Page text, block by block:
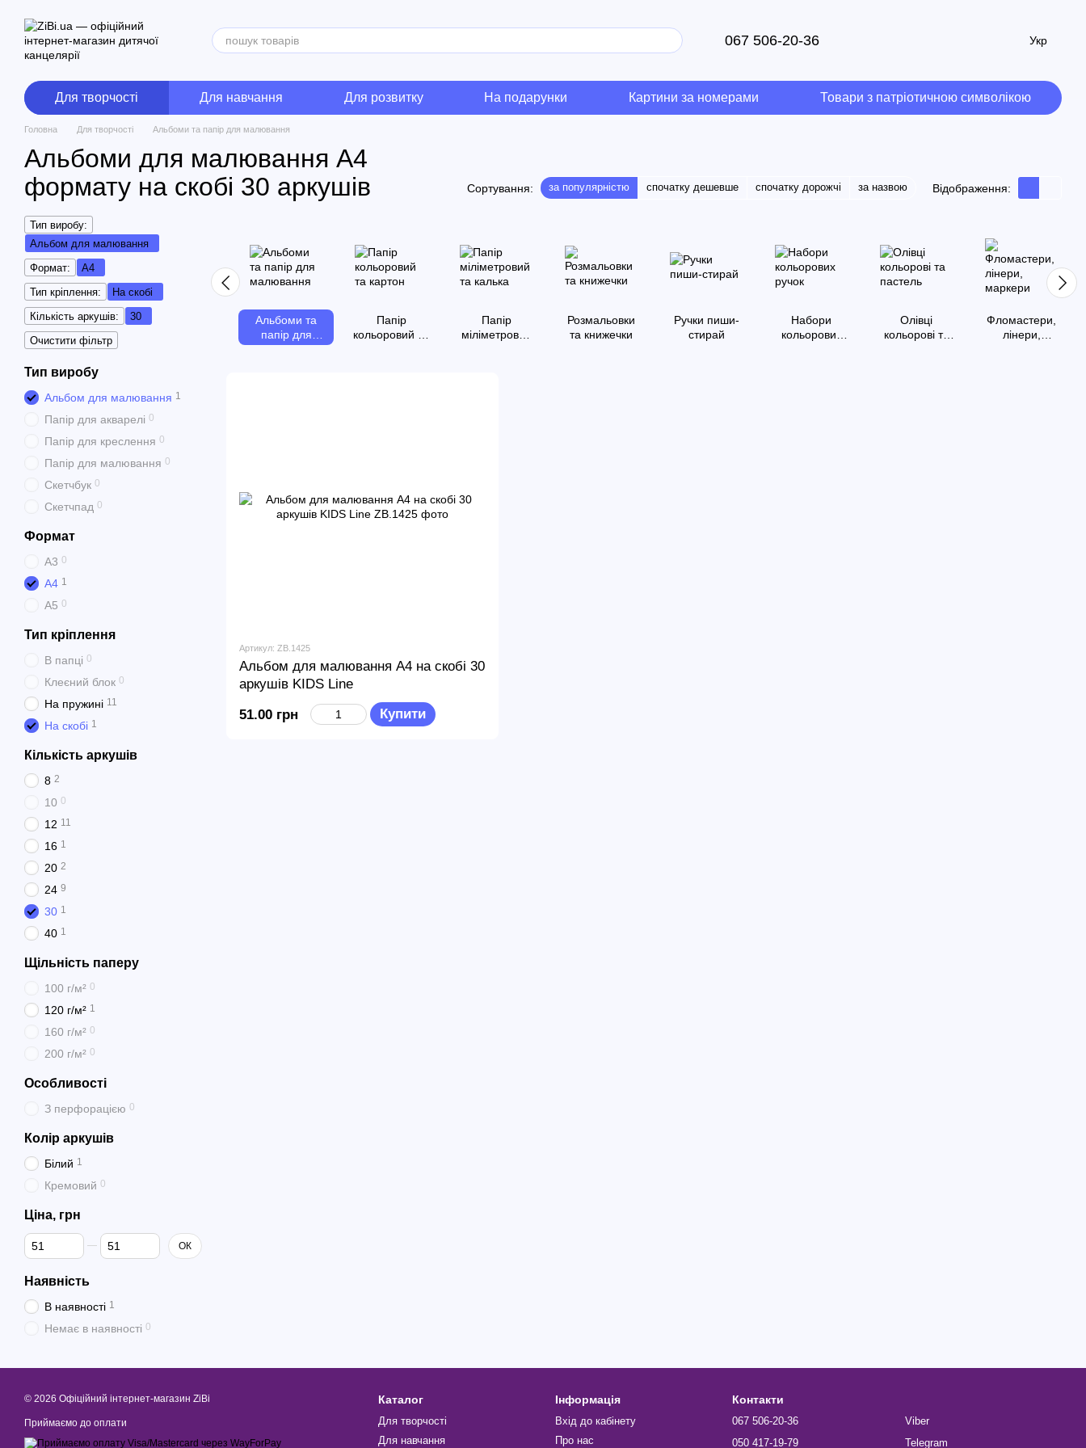
067 506-20-36 Укр
Для творчості Для навчання Для розвитку На подарунки Картини за номерами Товари з патріотичною символікою
Головна Для творчості Альбоми та папір для малювання
Альбоми для малювання А4
формату на скобі 30 аркушів
Сортування: за популярністю спочатку дешевше спочатку дорожчі за назвою Відображення:
Альбоми та
папір для
малювання
Папір
кольоровий та
Папір
міліметровий
Розмальовки
та книжечки
Ручки пиши-
стирай
Набори
кольорових
Олівці
кольорові та
Фломастери,
лінери,
Артикул: ZB.1425
Альбом для малювання А4 на скобі 30
аркушів KIDS Line
51.00 грн Купити
Тип виробу:
Альбом для малювання
Формат:
А4
Тип кріплення:
На скобі
Кількість аркушів:
30
Очистити фільтр
Тип виробу
Альбом для малювання 1
Папір для акварелі 0
Папір для креслення 0
Папір для малювання 0
Скетчбук 0
Скетчпад 0
Формат
А3 0
А4 1
А5 0
Тип кріплення
В папці 0
Клеєний блок 0
На пружині 11
На скобі 1
Кількість аркушів
8 2
10 0
12 11
16 1
20 2
24 9
30 1
40 1
Щільність паперу
100 г/м² 0
120 г/м² 1
160 г/м² 0
200 г/м² 0
Особливості
З перфорацією 0
Колір аркушів
Білий 1
Кремовий 0
Ціна, грн
Від Ціна, грн
До Ціна, грн ОК
Наявність
В наявності 1
Немає в наявності 0
© 2026 Офіційний інтернет-магазин ZiBi
Приймаємо до оплати
Каталог
Для творчості
Для навчання
Інформація
Вхід до кабінету
Про нас
Контакти
067 506-20-36
050 417-19-79
Viber
Telegram